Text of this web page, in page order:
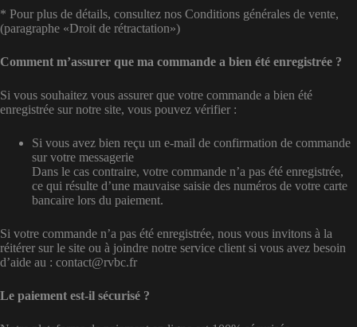
* Pour plus de détails, consultez nos Conditions générales de vente,
(paragraphe «Droit de rétractation»)
Comment m’assurer que ma commande a bien été enregistrée ?
Si vous souhaitez vous assurer que votre commande a bien été
enregistrée sur notre site, vous pouvez vérifier :
Si vous avez bien reçu un e-mail de confirmation de commande
sur votre messagerie
Dans le cas contraire, votre commande n’a pas été enregistrée,
ce qui résulte d’une mauvaise saisie des numéros de votre carte
bancaire lors du paiement.
Si votre commande n’a pas été enregistrée, nous vous invitons à la
réitérer sur le site ou à joindre notre service client si vous avez besoin
d’aide au : contact@rvbc.fr
Le paiement est-il sécurisé ?